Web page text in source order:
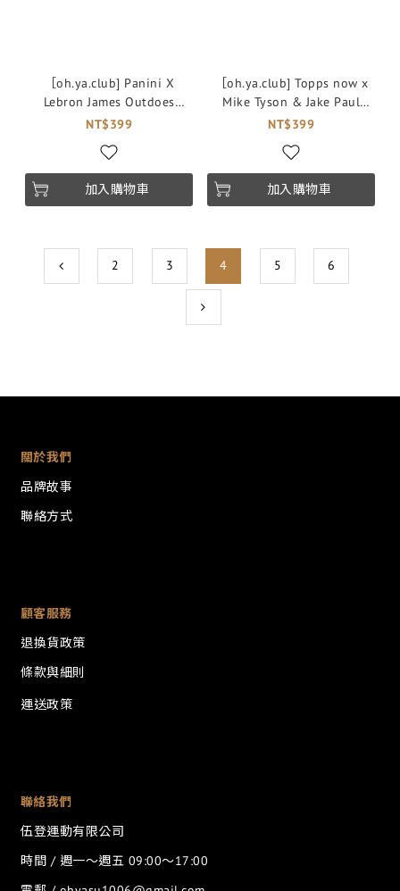
［oh.ya.club] Panini X
Lebron James Outdoes
Himself in Epic Errort 球員
NT$399
加入購物車
［oh.ya.club] Topps now x
Mike Tyson & Jake Paul
Drama Unfolds with Slap at
NT$399
加入購物車
2 3 4 5 6
關於我們
品牌故事
聯絡方式
顧客服務
退換貨政策
條款與細則
運送政策
聯絡我們
伍登運動有限公司
時間 / 週一～週五 09:00～17:00